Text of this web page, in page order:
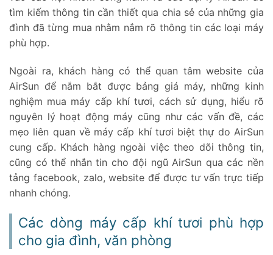
tìm kiếm thông tin cần thiết qua chia sẻ của những gia
đình đã từng mua nhằm nắm rõ thông tin các loại máy
phù hợp.
Ngoài ra, khách hàng có thể quan tâm website của
AirSun để nắm bắt được bảng giá máy, những kinh
nghiệm mua máy cấp khí tươi, cách sử dụng, hiểu rõ
nguyên lý hoạt động máy cũng như các vấn đề, các
mẹo liên quan về máy cấp khí tươi biệt thự do AirSun
cung cấp. Khách hàng ngoài việc theo dõi thông tin,
cũng có thể nhắn tin cho đội ngũ AirSun qua các nền
tảng facebook, zalo, website để được tư vấn trực tiếp
nhanh chóng.
Các dòng máy cấp khí tươi phù hợp
cho gia đình, văn phòng